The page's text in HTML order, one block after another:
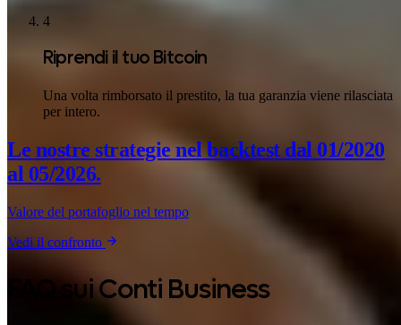
4
Riprendi il tuo Bitcoin
Una volta rimborsato il prestito, la tua garanzia viene rilasciata
per intero.
Le nostre strategie nel backtest dal 01/2020
al 05/2026.
Valore del portafoglio nel tempo
Vedi il confronto
FAQ sui Conti Business